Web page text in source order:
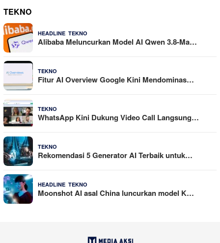
TEKNO
HEADLINE TEKNO
Alibaba Meluncurkan Model AI Qwen 3.8-Ma…
TEKNO
Fitur AI Overview Google Kini Mendominas…
TEKNO
WhatsApp Kini Dukung Video Call Langsung…
TEKNO
Rekomendasi 5 Generator AI Terbaik untuk…
HEADLINE TEKNO
Moonshot AI asal China luncurkan model K…